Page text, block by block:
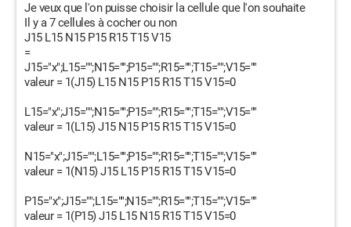
Je veux que l'on puisse choisir la cellule que l'on souhaite
Il y a 7 cellules à cocher ou non
J15 L15 N15 P15 R15 T15 V15
=
J15="x";L15="";N15="";P15="";R15="";T15="";V15=""
valeur = 1(J15) L15 N15 P15 R15 T15 V15=0
L15="x";J15="";N15="";P15="";R15="";T15="";V15=""
valeur = 1(L15) J15 N15 P15 R15 T15 V15=0
N15="x";J15="";L15="";P15="";R15="";T15="";V15=""
valeur = 1(N15) J15 L15 P15 R15 T15 V15=0
P15="x";J15="";L15="";N15="";R15="";T15="";V15=""
valeur = 1(P15) J15 L15 N15 R15 T15 V15=0